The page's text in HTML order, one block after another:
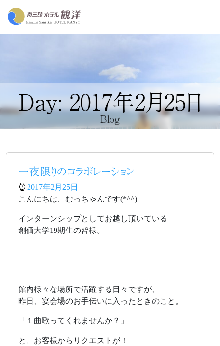
Day: 2017年2月25日
Blog
一夜限りのコラボレーション
2017年2月25日
こんにちは、むっちゃんです(*^^)
インターンシップとしてお越し頂いている
創価大学19期生の皆様。
館内様々な場所で活躍する日々ですが、
昨日、宴会場のお手伝いに入ったときのこと。
「１曲歌ってくれませんか？」
と、お客様からリクエストが！